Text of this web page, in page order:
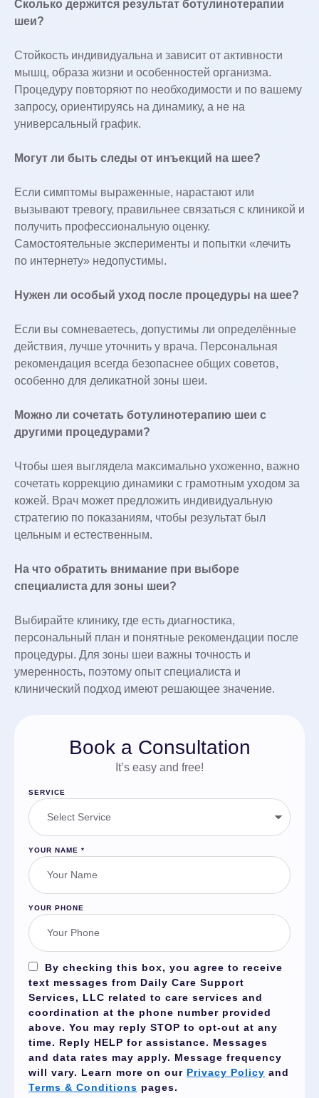
Сколько держится результат ботулинотерапии
шеи?
Стойкость индивидуальна и зависит от активности
мышц, образа жизни и особенностей организма.
Процедуру повторяют по необходимости и по вашему
запросу, ориентируясь на динамику, а не на
универсальный график.
Могут ли быть следы от инъекций на шее?
Если симптомы выраженные, нарастают или
вызывают тревогу, правильнее связаться с клиникой и
получить профессиональную оценку.
Самостоятельные эксперименты и попытки «лечить
по интернету» недопустимы.
Нужен ли особый уход после процедуры на шее?
Если вы сомневаетесь, допустимы ли определённые
действия, лучше уточнить у врача. Персональная
рекомендация всегда безопаснее общих советов,
особенно для деликатной зоны шеи.
Можно ли сочетать ботулинотерапию шеи с
другими процедурами?
Чтобы шея выглядела максимально ухоженно, важно
сочетать коррекцию динамики с грамотным уходом за
кожей. Врач может предложить индивидуальную
стратегию по показаниям, чтобы результат был
цельным и естественным.
На что обратить внимание при выборе
специалиста для зоны шеи?
Выбирайте клинику, где есть диагностика,
персональный план и понятные рекомендации после
процедуры. Для зоны шеи важны точность и
умеренность, поэтому опыт специалиста и
клинический подход имеют решающее значение.
Book a Consultation
It’s easy and free!
SERVICE
YOUR NAME *
YOUR PHONE
By checking this box, you agree to receive
text messages from Daily Care Support
Services, LLC related to care services and
coordination at the phone number provided
above. You may reply STOP to opt-out at any
time. Reply HELP for assistance. Messages
and data rates may apply. Message frequency
will vary. Learn more on our Privacy Policy and
Terms & Conditions pages.